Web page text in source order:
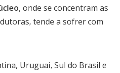
, onde se concentram as
tende a sofrer com
Uruguai, Sul do Brasil e